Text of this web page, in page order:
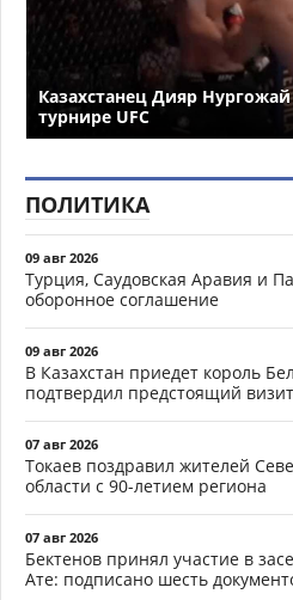
Казахстанец Дияр
турнире UFC
ПОЛИТИКА
09 авг 2026
Турция, Саудовская Аравия и
оборонное соглашение
09 авг 2026
В Казахстан приедет король
подтвердил предстоящий визит
07 авг 2026
Токаев поздравил жителей
области с 90-летием региона
07 авг 2026
Бектенов принял участие в
Ате: подписано шесть